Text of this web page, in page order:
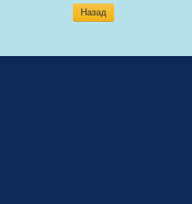
Назад